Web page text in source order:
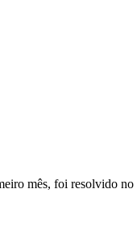
mês, foi resolvido